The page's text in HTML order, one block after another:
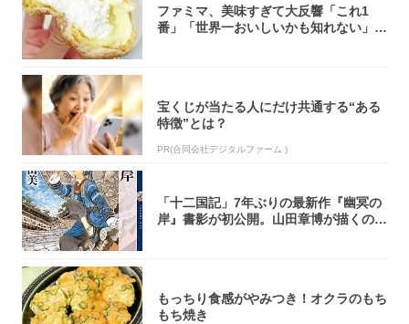
ファミマ、美味すぎて大反響「これ1
番」「世界一おいしいかも知れない」
宝くじが当たる人にだけ共通する“ある
特徴”とは？
PR(合同会社デジタルファーム )
「十二国記」7年ぶりの最新作『幽冥の
岸』書影が初公開。山田章博が描くのは
もっちり食感がやみつき！オクラのもち
もち焼き